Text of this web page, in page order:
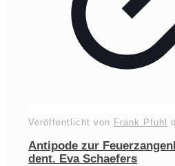
Veröffentlicht von Frank Pfuhl
Antipode zur
dent. Eva Schaefers